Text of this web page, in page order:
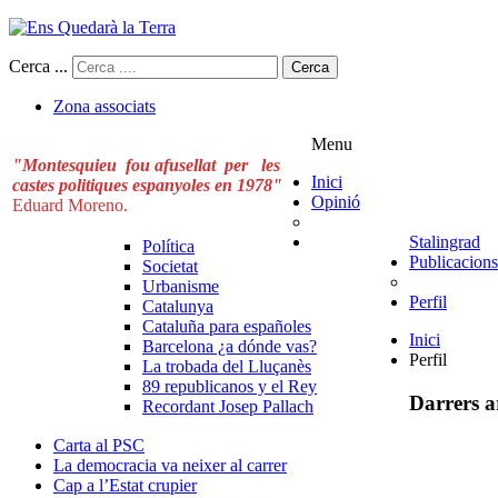
Cerca ... Cerca
Zona associats
"Montesquieu fou afusellat per les
castes politiques espanyoles en 1978"
Eduard Moreno.
Menu
Inici
Opinió
Política
Societat
Urbanisme
Catalunya
Stalingrad
Publicacions
Cataluña para españoles
Barcelona ¿a dónde vas?
La trobada del Lluçanès
89 republicanos y el Rey
Recordant Josep Pallach
Perfil
Inici
Perfil
Darrers
Carta al PSC
La democracia va neixer al carrer
Cap a l’Estat crupier